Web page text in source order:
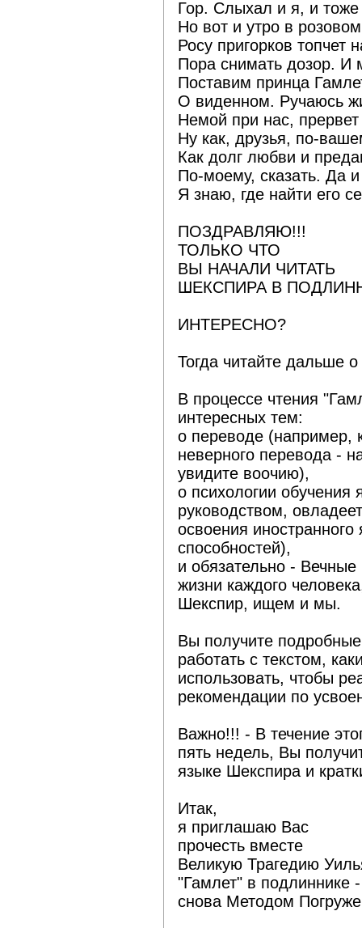
Гор. Слыхал и я, и
Но вот и утро в
Росу пригорков топчет
Пора снимать дозор. И
Поставим принца
О виденном. Ручаюсь
Немой при нас,
Ну как, друзья, по-
Как долг любви и
По-моему, сказать. Да
Я знаю, где найти его
ПОЗДРАВЛЯЮ!!!
ТОЛЬКО ЧТО
ВЫ НАЧАЛИ ЧИТАТЬ
ШЕКСПИРА В
ИНТЕРЕСНО?
Тогда читайте дальше
В процессе чтения
интересных тем:
о переводе (например,
неверного перевода -
увидите воочию),
о психологии
руководством,
освоения
способностей),
и обязательно -
жизни каждого
Шекспир, ищем и мы.
Вы получите
работать с текстом,
использовать, чтобы
рекомендации по
Важно!!! - В течение
пять недель, Вы
языке Шекспира и
Итак,
я приглашаю Вас
прочесть вместе
Великую Трагедию
"Гамлет" в подлиннике -
снова Методом